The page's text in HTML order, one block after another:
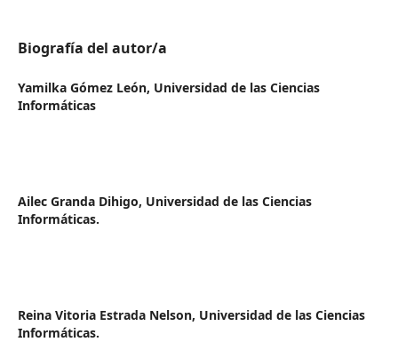
Biografía del autor/a
Yamilka Gómez León, Universidad de las Ciencias
Informáticas
Ailec Granda Dihigo, Universidad de las Ciencias
Informáticas.
Reina Vitoria Estrada Nelson, Universidad de las Ciencias
Informáticas.